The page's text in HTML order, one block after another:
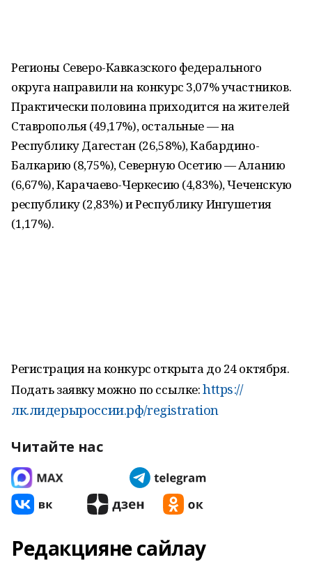
Регионы Северо-Кавказского федерального
округа направили на конкурс 3,07% участников.
Практически половина приходится на жителей
Ставрополья (49,17%), остальные — на
Республику Дагестан (26,58%), Кабардино-
Балкарию (8,75%), Северную Осетию — Аланию
(6,67%), Карачаево-Черкесию (4,83%), Чеченскую
республику (2,83%) и Республику Ингушетия
(1,17%).
Регистрация на конкурс открыта до 24 октября.
Подать заявку можно по ссылке:https://
лк.лидерыроссии.рф/registration
Читайте нас
Редакцияне сайлау